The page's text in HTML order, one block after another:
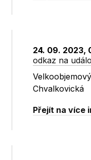
24. 09. 2023,
odkaz na
Chvalkovická
Přejít na více